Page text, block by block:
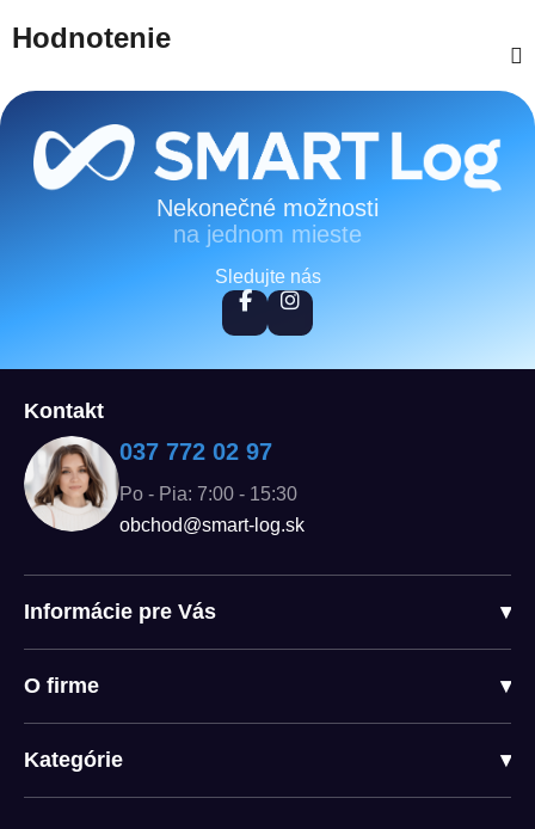
Hodnotenie
Zápätie
Nekonečné možnosti
na jednom mieste
Sledujte nás
Kontakt
037 772 02 97
Po - Pia: 7:00 - 15:30
obchod@smart-log.sk
Informácie pre Vás ▾
O firme ▾
Kategórie ▾